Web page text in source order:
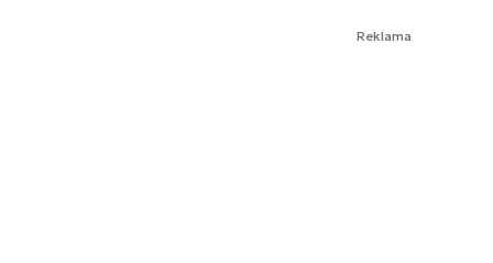
Reklama